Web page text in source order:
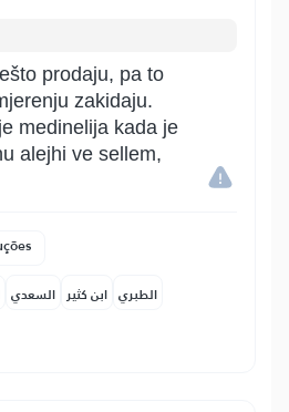
prodaju, pa to
zakidaju.
medinelija kada je
alejhi ve sellem,
السعدي ابن كثير الطبري